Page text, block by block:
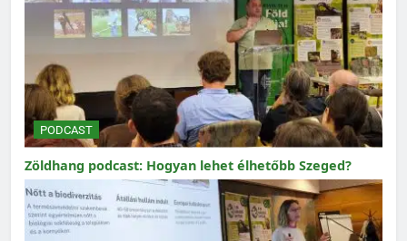
PODCAST
Zöldhang podcast: Hogyan lehet élhetőbb Szeged?